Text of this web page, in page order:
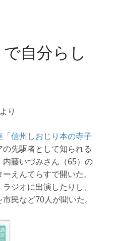
自分らし
り
「信州しおじり本の寺子
先駆者として知られる
藤いづみさん（65）の
えんてらすで開いた。
ジオに出演したりし、
民など70人が聞いた。